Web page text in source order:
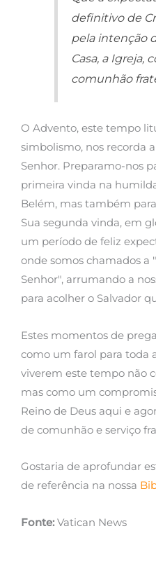
definitivo de
pela intenção
Casa, a Igreja,
comunhão
O Advento, este tempo
simbolismo, nos recorda
Senhor. Preparamo-nos
primeira vinda na
Belém, mas também
Sua segunda vinda, em
um período de feliz
onde somos chamados a
Senhor", arrumando a
para acolher o Salvador
Estes momentos de
como um farol para toda
viverem este tempo não
mas como um
Reino de Deus aqui e
de comunhão e serviço
Gostaria de aprofundar
de referência na nossa
Fonte:Vatican News